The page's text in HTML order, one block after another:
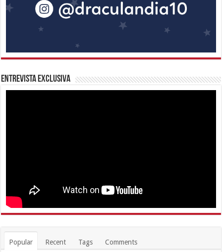
Entrevista Exclusiva
Popular Recent Tags Comments